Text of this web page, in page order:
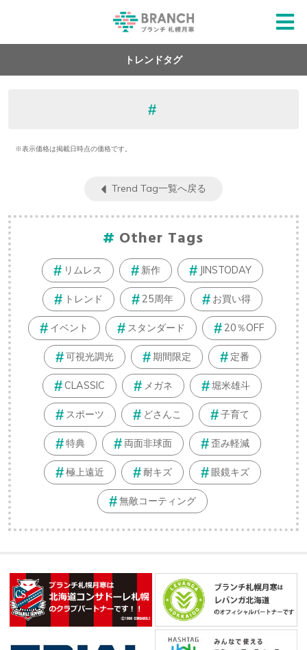
トレンドタグ
※表示価格は掲載日時点の価格です。
Trend Tag一覧へ戻る
Other Tags
リムレス 新作 JINSTODAY
トレンド 25周年 お買い得
イベント スタンダード 20％OFF
可視光調光 期間限定 定番
CLASSIC メガネ 堀米雄斗
スポーツ どさんこ 子育て
特典 両面非球面 歪み軽減
極上遠近 耐キズ 眼鏡キズ
無敵コーティング